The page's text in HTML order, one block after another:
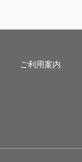
ご利用案内